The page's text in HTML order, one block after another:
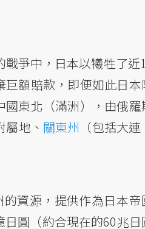
爭中，日本以犧牲了近
額賠款，即便如此日本
東北（滿洲），由俄羅
地、 關東州 （包括大
資源，提供作為日本帝
圓（約合現在的60兆日